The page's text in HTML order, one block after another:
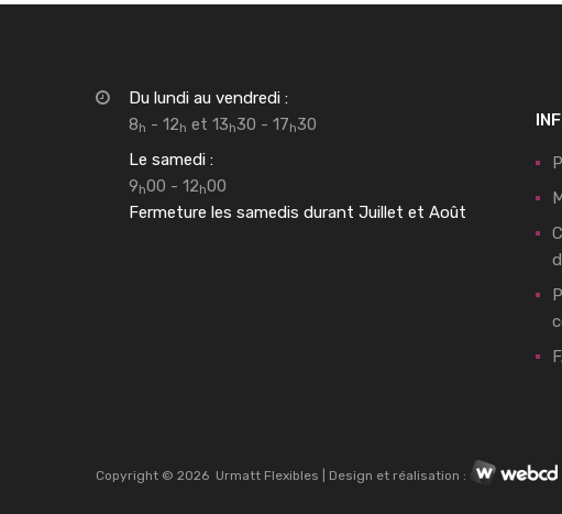
Du lundi au vendredi :
8h - 12h et 13h30 - 17h30
Le samedi :
9h00 - 12h00
Fermeture les samedis durant Juillet et Août
Copyright © 2026 Urmatt Flexibles | Design et réalisation :